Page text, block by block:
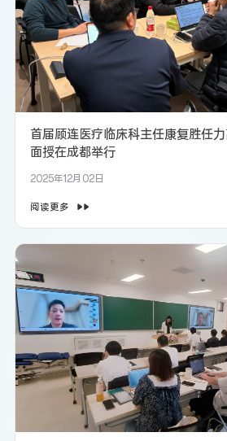
首届顾连医疗临床科主任康复胜任
面授在成都举行
2025年12月02日
阅读更多